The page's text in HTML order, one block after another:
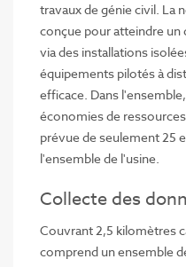
travaux de génie civil. La
conçue pour atteindre
via des installations
équipements pilotés à
efficace. Dans
économies de
prévue de seulement 25
l'ensemble de l'usine.
Collecte des
Couvrant 2,5 kilomètres
comprend un ensemble